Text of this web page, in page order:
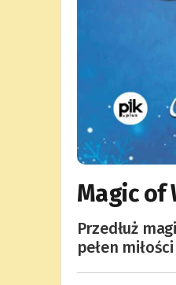
Magic of
Przedłuż
pełen